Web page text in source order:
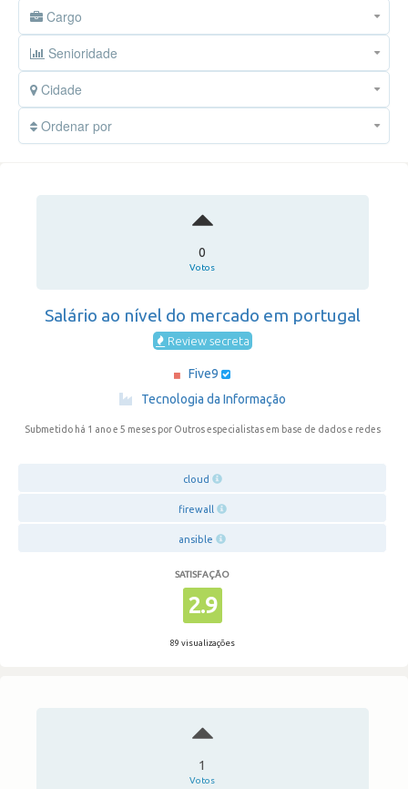
Cargo
Senioridade
Cidade
Ordenar por
0
Votos
Salário ao nível do mercado em portugal
Review secreta
Five9
Tecnologia da Informação
Submetido há 1 ano e 5 meses por Outros especialistas em base de dados e redes
cloud
firewall
ansible
SATISFAÇÃO
2.9
89 visualizações
1
Votos